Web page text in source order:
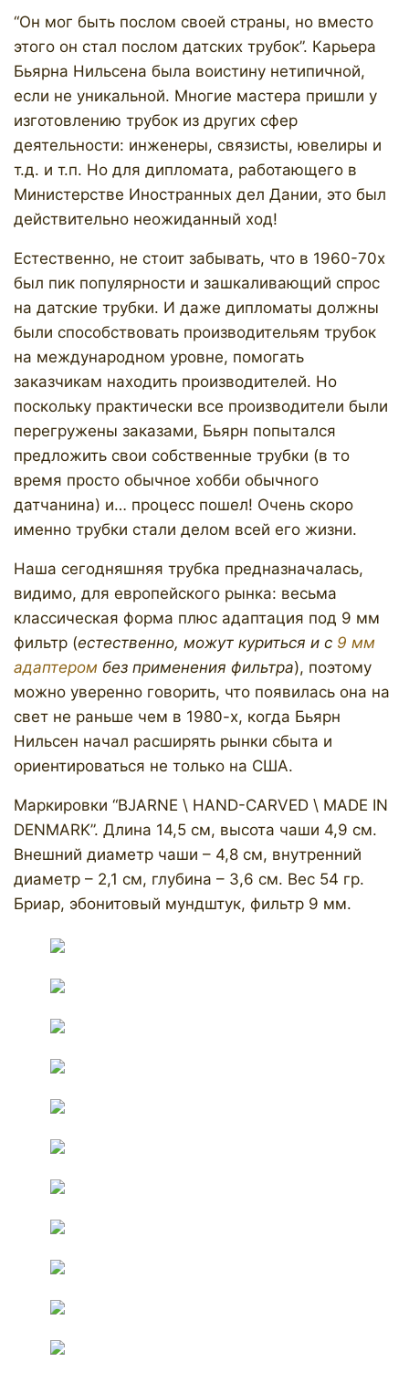
“Он мог быть послом своей страны, но вместо
этого он стал послом датских трубок”. Карьера
Бьярна Нильсена была воистину нетипичной,
если не уникальной. Многие мастера пришли у
изготовлению трубок из других сфер
деятельности: инженеры, связисты, ювелиры и
т.д. и т.п. Но для дипломата, работающего в
Министерстве Иностранных дел Дании, это был
действительно неожиданный ход!
Естественно, не стоит забывать, что в 1960-70х
был пик популярности и зашкаливающий спрос
на датские трубки. И даже дипломаты должны
были способствовать производительям трубок
на международном уровне, помогать
заказчикам находить производителей. Но
поскольку практически все производители были
перегружены заказами, Бьярн попытался
предложить свои собственные трубки (в то
время просто обычное хобби обычного
датчанина) и… процесс пошел! Очень скоро
именно трубки стали делом всей его жизни.
Наша сегодняшняя трубка предназначалась,
видимо, для европейского рынка: весьма
классическая форма плюс адаптация под 9 мм
фильтр (естественно, можут куриться и с 9 мм
адаптером без применения фильтра), поэтому
можно уверенно говорить, что появилась она на
свет не раньше чем в 1980-х, когда Бьярн
Нильсен начал расширять рынки сбыта и
ориентироваться не только на США.
​Маркировки “BJARNE \ HAND-CARVED \ MADE IN
DENMARK”. Длина 14,5 см, высота чаши 4,9 см.
Внешний диаметр чаши – 4,8 см, внутренний
диаметр – 2,1 см, глубина – 3,6 см. Вес 54 гр.
Бриар, эбонитовый мундштук, фильтр 9 мм.